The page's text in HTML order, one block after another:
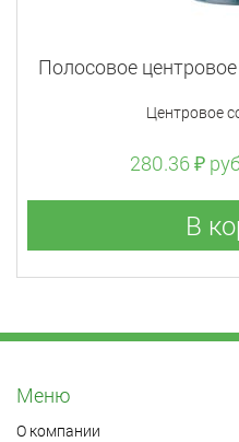
Полосовое
Центровое
280.36 ₽
В
Меню
О компании